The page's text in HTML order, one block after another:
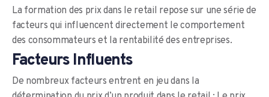
La formation des prix dans le retail repose sur une série de
facteurs qui influencent directement le comportement
des consommateurs et la rentabilité des entreprises.
Facteurs Influents
De nombreux facteurs entrent en jeu dans la